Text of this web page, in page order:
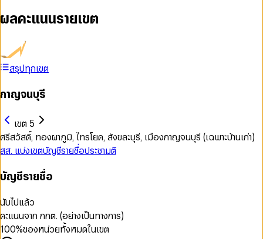
ผลคะแนนรายเขต
สรุปทุกเขต
กาญจนบุรี
เขต 5
ศรีสวัสดิ์, ทองผาภูมิ, ไทรโยค, สังขละบุรี, เมืองกาญจนบุรี (เฉพาะบ้านเก่า)
สส. แบ่งเขตบัญชีรายชื่อประชามติ
บัญชีรายชื่อ
นับไปแล้ว
คะแนนจาก กกต. (อย่างเป็นทางการ)
100%ของหน่วยทั้งหมดในเขต